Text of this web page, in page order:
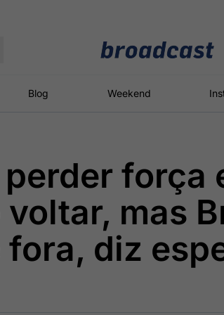
Blog Weekend
Broadcast
Político
Os bastidores da
política em
tempo real
Energia
O setor de
energia elétrica
no Brasil
Broadcast
White Label
Plataforma
conteúdos
força
mas
diz